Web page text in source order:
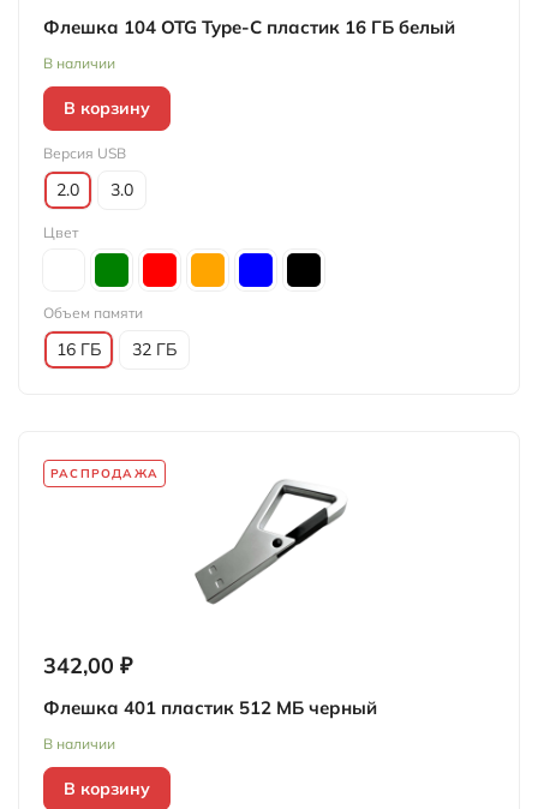
Флешка 104 OTG Type-C пластик 16 ГБ белый
В наличии
В корзину
Версия USB
2.0 3.0
Цвет
Объем памяти
16 ГБ 32 ГБ
РАСПРОДАЖА
342,00 ₽
Флешка 401 пластик 512 МБ черный
В наличии
В корзину